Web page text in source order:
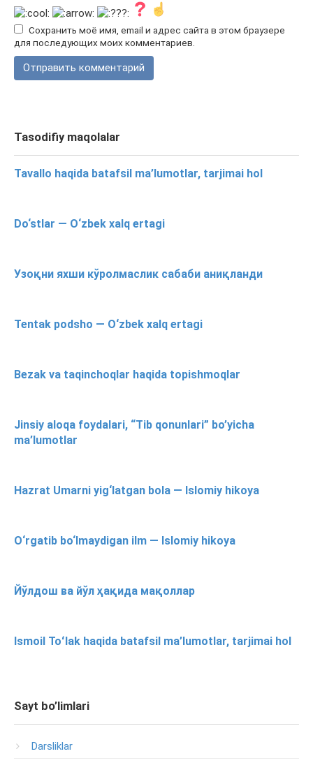
Сохранить моё имя, email и адрес сайта в этом браузере
для последующих моих комментариев.
Tasodifiy maqolalar
Tavallo haqida batafsil ma’lumotlar, tarjimai hol
Do‘stlar — O‘zbek xalq ertagi
Узоқни яхши кўролмаслик сабаби аниқланди
Tentak podsho — O‘zbek xalq ertagi
Bezak va taqinchoqlar haqida topishmoqlar
Jinsiy aloqa foydalari, “Tib qonunlari” bo’yicha
ma’lumotlar
Hazrat Umarni yig‘latgan bola — Islomiy hikoya
O‘rgatib bo‘lmaydigan ilm — Islomiy hikoya
Йўлдош ва йўл ҳақида мақоллар
Ismoil Toʻlak haqida batafsil ma’lumotlar, tarjimai hol
Sayt bo’limlari
Darsliklar